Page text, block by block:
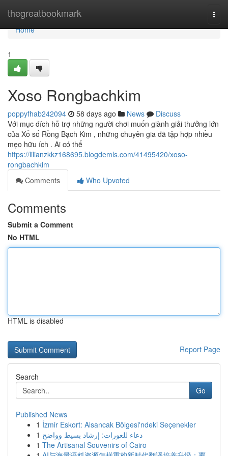
thegreatbookmark
Home
Home
1
Xoso Rongbachkim
poppyfhab242094 58 days ago News
Discuss
Với mục đích hỗ trợ những người chơi muốn giành giải thưởng lớn
của Xổ số Rồng Bạch Kim , những chuyên gia đã tập hợp nhiều
mẹo hữu ích . Ai có thể
https://lilianzkkz168695.blogdemls.com/41495420/xoso-
rongbachkim
Comments
Who Upvoted
Comments
Submit a Comment
No HTML
HTML is disabled
Report Page
Search
Go
Published News
1 İzmir Eskort: Alsancak Bölgesi'ndeki Seçenekler
1 دعاء للعورات: إرشاد بسيط وواضح
1 The Artisanal Souvenirs of Cairo